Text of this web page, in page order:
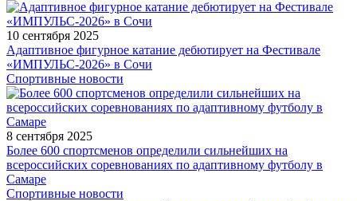
10 сентября 2025
Адаптивное фигурное катание дебютирует на Фестивале
«ИМПУЛЬС-2026» в Сочи
Спортивные новости
8 сентября 2025
Более 600 спортсменов определили сильнейших на
всероссийских соревнованиях по адаптивному футболу в
Самаре
Спортивные новости